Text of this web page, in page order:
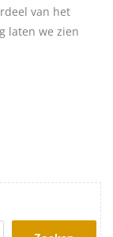
van het
laten we zien